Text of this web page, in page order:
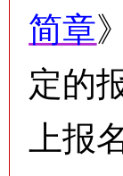
简章
定的
上报